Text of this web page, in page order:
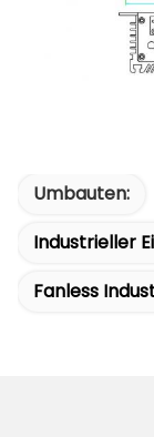
Umbauten:
Industrieller
Fanless